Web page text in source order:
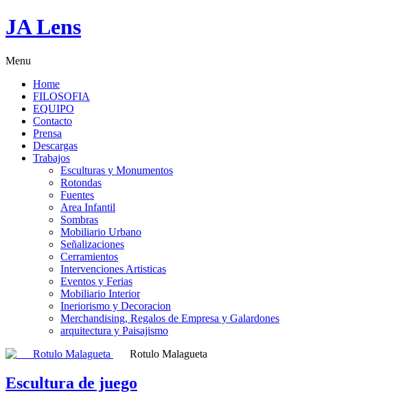
JA Lens
Menu
Home
FILOSOFIA
EQUIPO
Contacto
Prensa
Descargas
Trabajos
Esculturas y Monumentos
Rotondas
Fuentes
Area Infantil
Sombras
Mobiliario Urbano
Señalizaciones
Cerramientos
Intervenciones Artisticas
Eventos y Ferias
Mobiliario Interior
Ineriorismo y Decoracion
Merchandising, Regalos de Empresa y Galardones
arquitectura y Paisajismo
Rotulo Malagueta
Escultura de juego